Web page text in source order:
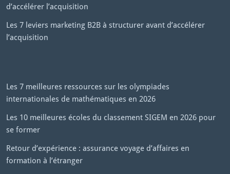
d’accélérer l’acquisition
Les 7 leviers marketing B2B à structurer avant d’accélérer
l’acquisition
Les 7 meilleures ressources sur les olympiades
internationales de mathématiques en 2026
Les 10 meilleures écoles du classement SIGEM en 2026 pour
se former
Retour d’expérience : assurance voyage d’affaires en
formation à l’étranger